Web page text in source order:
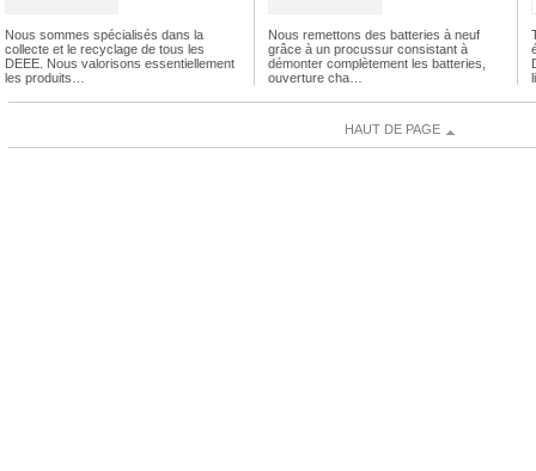
Nous sommes spécialisés dans la
collecte et le recyclage de tous les
DEEE. Nous valorisons essentiellement
les produits…
Nous remettons des batteries à neuf
grâce à un procussur consistant à
démonter complètement les batteries,
ouverture cha…
HAUT DE PAGE